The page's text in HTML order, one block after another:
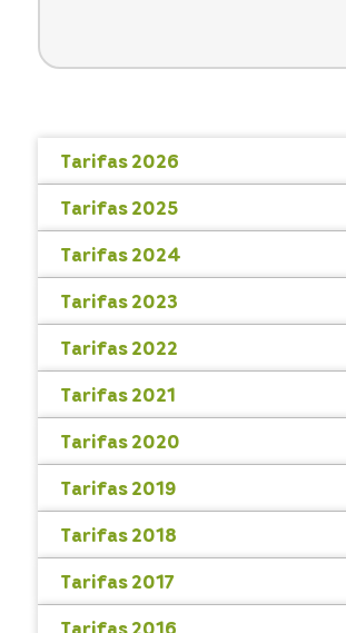
Tarifas 2026
Tarifas 2025
Tarifas 2024
Tarifas 2023
Tarifas 2022
Tarifas 2021
Tarifas 2020
Tarifas 2019
Tarifas 2018
Tarifas 2017
Tarifas 2016